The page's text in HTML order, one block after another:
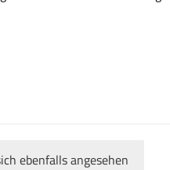
ebenfalls angesehen